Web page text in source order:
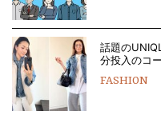
話題の
分投入のコ
FASHION